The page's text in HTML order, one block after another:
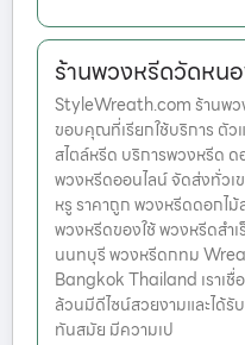
ร้านพวงหรีดวัดหน
StyleWreath.com ร้านพว
ขอบคุณที่เรียกใช้บริการ ตั
สไตล์หรีด บริการพวงหรีด
พวงหรีดออนไลน์ จัดส่งทั่วเ
หรู ราคาถูก พวงหรีดดอกไ
พวงหรีดของใช้ พวงหรีดสำ
นนทบุรี พวงหรีดกทม
Bangkok Thailand เราเชื่
ล้วนมีดีไซน์สวยงามและได้
ทันสมัย มีความเป